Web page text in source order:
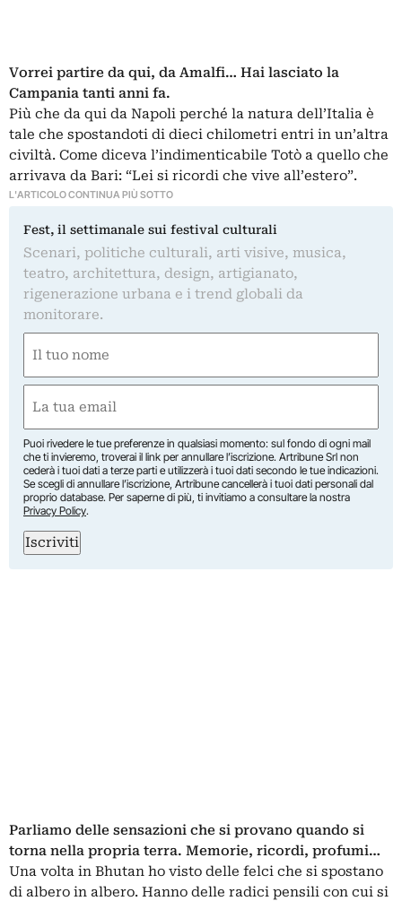
Vorrei partire da qui, da Amalfi… Hai lasciato la
Campania tanti anni fa.
Più che da qui da Napoli perché la natura dell’Italia è
tale che spostandoti di dieci chilometri entri in un’altra
civiltà. Come diceva l’indimenticabile Totò a quello che
arrivava da Bari: “Lei si ricordi che vive all’estero”.
L'ARTICOLO CONTINUA PIÙ SOTTO
Fest, il settimanale sui festival culturali
Scenari, politiche culturali, arti visive, musica,
teatro, architettura, design, artigianato,
rigenerazione urbana e i trend globali da
monitorare.
(Required)
First
(Required)
Puoi rivedere le tue preferenze in qualsiasi momento: sul fondo di ogni mail
che ti invieremo, troverai il link per annullare l’iscrizione. Artribune Srl non
cederà i tuoi dati a terze parti e utilizzerà i tuoi dati secondo le tue indicazioni.
Se scegli di annullare l’iscrizione, Artribune cancellerà i tuoi dati personali dal
proprio database. Per saperne di più, ti invitiamo a consultare la nostra
Privacy Policy.
Iscriviti
Parliamo delle sensazioni che si provano quando si
torna nella propria terra. Memorie, ricordi, profumi…
Una volta in Bhutan ho visto delle felci che si spostano
di albero in albero. Hanno delle radici pensili con cui si